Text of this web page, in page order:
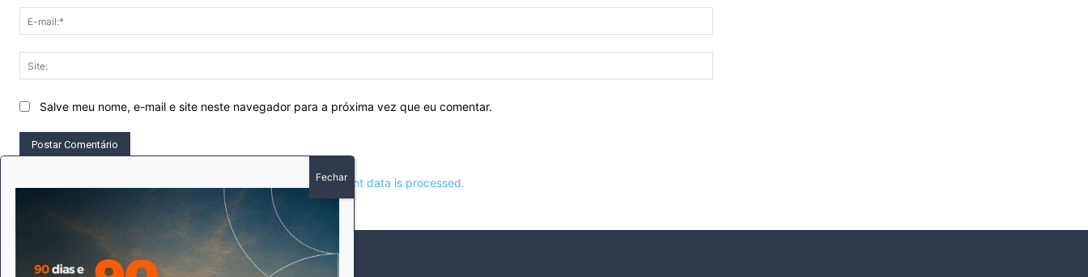
mail:*
Salve meu nome, e-mail e site neste navegador para a próxima vez que eu comentar.
Learn how your comment data is processed.